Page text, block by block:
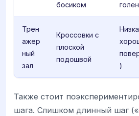
босиком
Трен
ажер
ный
зал
Кроссовки с
плоской
подошвой
)
Также стоит
шага. Слишком длинный шаг